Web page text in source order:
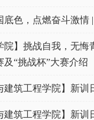
底色，点燃奋斗激情
院】挑战自我，无
及“挑战杯”大赛介绍
建筑工程学院】新训
建筑工程学院】新